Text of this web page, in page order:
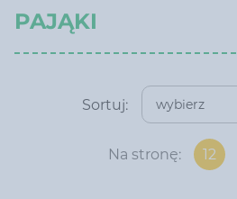
PAJĄKI
Sortuj: wybierz
Na stronę: 12